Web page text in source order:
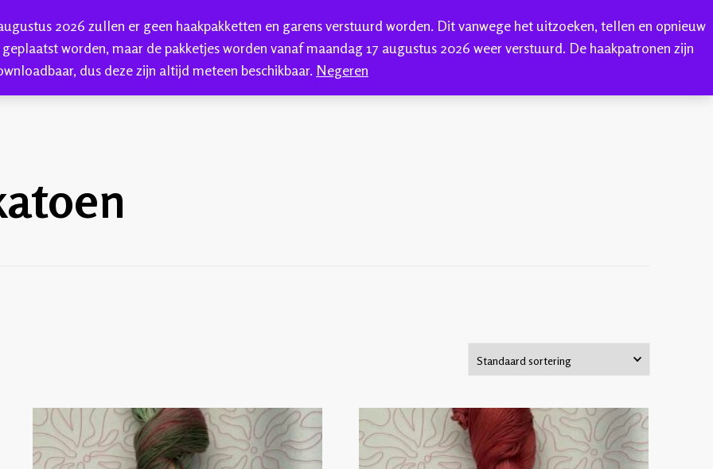
2026 zullen er geen haakpakketten en garens verstuurd worden. Dit vanwege het uitzoeken, tellen en opnieuw
worden, maar de pakketjes worden vanaf maandag 17 augustus 2026 weer verstuurd. De haakpatronen zijn
dus deze zijn altijd meteen beschikbaar. Negeren
BLOG
0